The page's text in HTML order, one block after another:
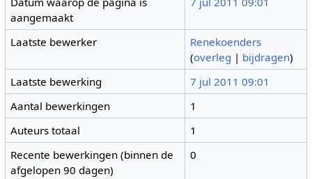
aangemaakt
Laatste bewerker
Renekoenders
(overleg | bijdragen)
Laatste bewerking
7 jul 2011 09:01
Aantal bewerkingen
1
Auteurs totaal
1
Recente bewerkingen (binnen de
afgelopen 90 dagen)
0